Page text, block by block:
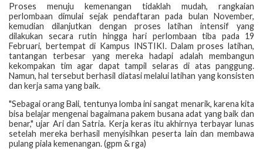
Proses menuju kemenangan tidaklah mudah, rangkaian
perlombaan dimulai sejak pendaftaran pada bulan November,
kemudian dilanjutkan dengan proses latihan intensif yang
dilakukan secara rutin hingga hari perlombaan tiba pada 19
Februari, bertempat di Kampus INSTIKI. Dalam proses latihan,
tantangan terbesar yang mereka hadapi adalah membangun
kekompakan tim agar dapat tampil selaras di atas panggung.
Namun, hal tersebut berhasil diatasi melalui latihan yang konsisten
dan kerja sama yang baik.
"Sebagai orang Bali, tentunya lomba ini sangat menarik, karena kita
bisa belajar mengenai bagaimana pakem busana adat yang baik dan
benar," ujar Ari dan Satria. Kerja keras itu akhirnya terbayar lunas
setelah mereka berhasil menyisihkan peserta lain dan membawa
pulang piala kemenangan. (gpm & rga)